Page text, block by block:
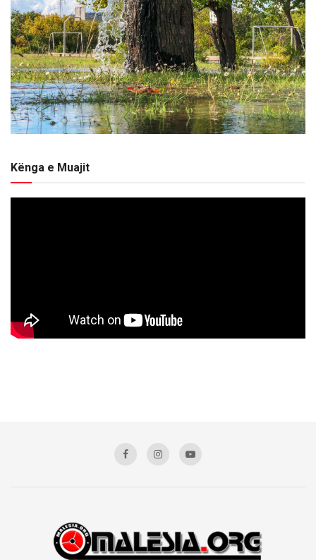
Kënga e Muajit